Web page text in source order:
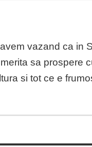
vazand ca in
sa prospere
si tot ce e